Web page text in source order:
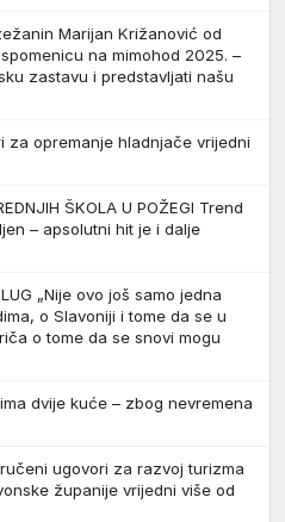
Marijan Križanović od
na mimohod 2025. –
zastavu i predstavljati našu
za opremanje hladnjače vrijedni
ŠKOLA U POŽEGI Trend
– apsolutni hit je i dalje
„Nije ovo još samo jedna
o Slavoniji i tome da se u
o tome da se snovi mogu
dvije kuće – zbog nevremena
ugovori za razvoj turizma
županije vrijedni više od